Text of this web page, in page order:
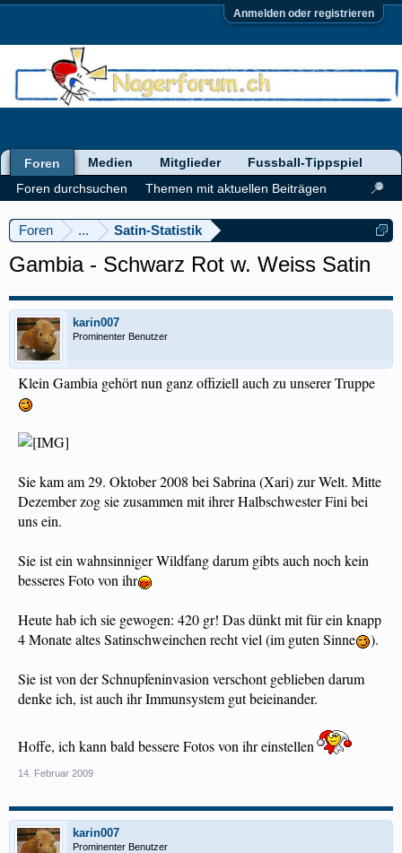
Anmelden oder registrieren
Foren ... Satin-Statistik
Gambia - Schwarz Rot w. Weiss Satin
karin007
Prominenter Benutzer
Klein Gambia gehört nun ganz offiziell auch zu unserer Truppe
Sie kam am 29. Oktober 2008 bei Sabrina (Xari) zur Welt. Mitte
Dezember zog sie zusammen mit ihrer Halbschwester Fini bei
uns ein.
Sie ist ein wahnsinniger Wildfang darum gibts auch noch kein
besseres Foto von ihr
Heute hab ich sie gewogen: 420 gr! Das dünkt mit für ein knapp
4 Monate altes Satinschweinchen recht viel (im guten Sinne
).
Sie ist von der Schnupfeninvasion verschont geblieben darum
denke ich, ist auch ihr Immunsystem gut beieinander.
Hoffe, ich kann bald bessere Fotos von ihr einstellen
14. Februar 2009
karin007
Prominenter Benutzer
Foren
Foren durchsuchen
Themen mit aktuellen Beiträgen
Medien Mitglieder Fussball-Tippspiel